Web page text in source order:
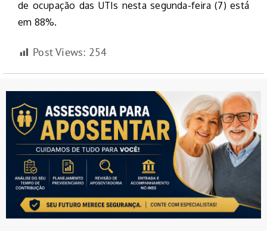
de ocupação das UTIs nesta segunda-feira (7) está
em 88%.
Post Views: 254